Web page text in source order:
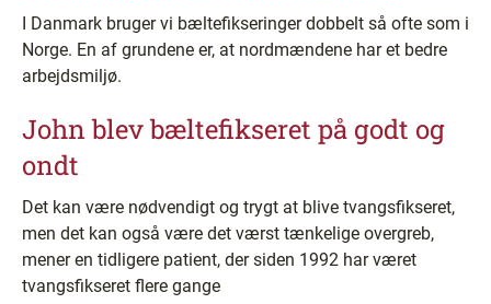
I Danmark bruger vi bæltefikseringer dobbelt så ofte som i
Norge. En af grundene er, at nordmændene har et bedre
arbejdsmiljø.
John blev bæltefikseret på godt og
ondt
Det kan være nødvendigt og trygt at blive tvangsfikseret,
men det kan også være det værst tænkelige overgreb,
mener en tidligere patient, der siden 1992 har været
tvangsfikseret flere gange